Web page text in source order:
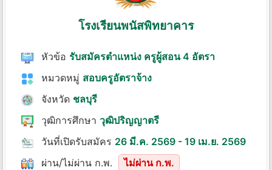
โรงเรียนพนัสพิทยาคาร
หัวข้อ รับสมัครตำแหน่ง ครูผู้สอน 4 อัตรา
หมวดหมู่ สอบครูอัตราจ้าง
จังหวัด ชลบุรี
วุฒิการศึกษา วุฒิปริญญาตรี
วันที่เปิดรับสมัคร 26 มี.ค. 2569 - 19 เม.ย. 2569
ผ่าน/ไม่ผ่าน ก.พ.
ไม่ผ่าน ก.พ.